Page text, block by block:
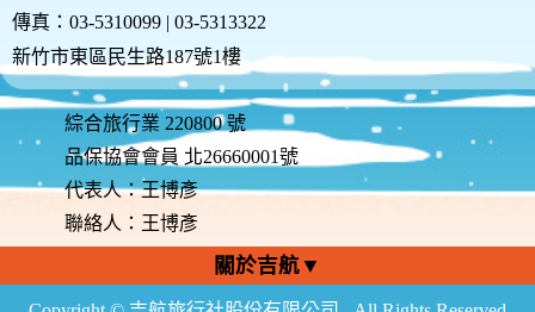
傳真：03-5310099 | 03-5313322
新竹市東區民生路187號1樓
綜合旅行業 220800 號
品保協會會員 北26660001號
代表人：王博彥
聯絡人：王博彥
關於吉航▼